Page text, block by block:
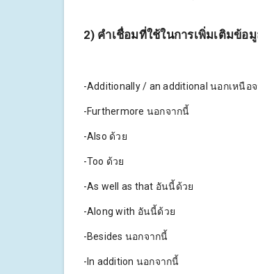
2) คำเชื่อมที่ใช้ในการเพิ่มเติมข้อ
-Additionally / an additional นอกเหนือ
-Furthermore นอกจากนี้
-Also ด้วย
-Too ด้วย
-As well as that อันนี้ด้วย
-Along with อันนี้ด้วย
-Besides นอกจากนี้
-In addition นอกจากนี้